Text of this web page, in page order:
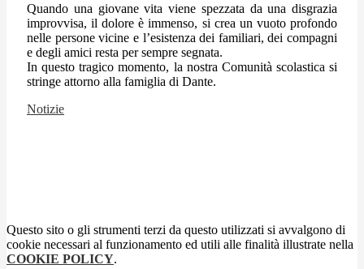
Quando una giovane vita viene spezzata da una disgrazia
improvvisa, il dolore è immenso, si crea un vuoto profondo
nelle persone vicine e l’esistenza dei familiari, dei compagni
e degli amici resta per sempre segnata.
In questo tragico momento, la nostra Comunità scolastica si
stringe attorno alla famiglia di Dante.
Notizie
Questo sito o gli strumenti terzi da questo utilizzati si avvalgono di
cookie necessari al funzionamento ed utili alle finalità illustrate nella
COOKIE POLICY.